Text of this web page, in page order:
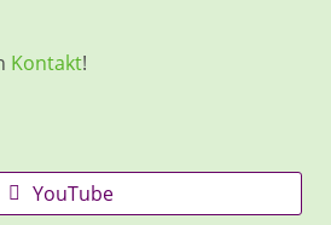
Kontakt!
YouTube